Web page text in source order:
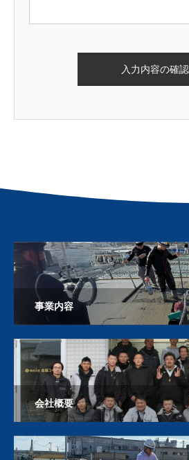
事業内容
会社概要